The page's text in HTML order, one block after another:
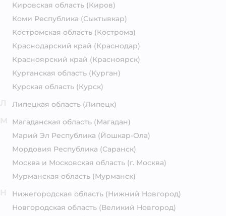
Кировская область (Киров)
Коми Республика (Сыктывкар)
Костромская область (Кострома)
Краснодарский край (Краснодар)
Красноярский край (Красноярск)
Курганская область (Курган)
Курская область (Курск)
Липецкая область (Липецк)
Магаданская область (Магадан)
Марий Эл Республика (Йошкар-Ола)
Мордовия Республика (Саранск)
Москва и Московская область (г. Москва)
Мурманская область (Мурманск)
Нижегородская область (Нижний Новгород)
Новгородская область (Великий Новгород)